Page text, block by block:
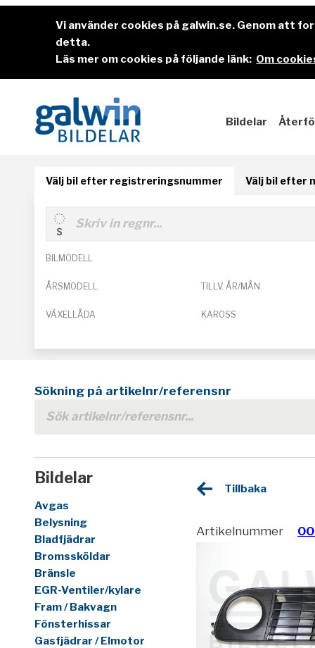
Vi använder cookies på galwin.se. Genom att
detta.
Läs mer om cookies på följande länk: Om
Bildelar
Välj bil efter registreringsnummer Välj bil efter
BILMODELL
ÅRSMODELL TILLV. ÅR/MÅN
VÄXELLÅDA KAROSS
Sökning på artikelnr/referensnr
Bildelar
Avgas
Belysning
Bladfjädrar
Bromssköldar
Bränsle
EGR-Ventiler/kylare
Fram / Bakvagn
Fönsterhissar
Gasfjädrar / Elmotor
Tillbaka
Artikelnummer